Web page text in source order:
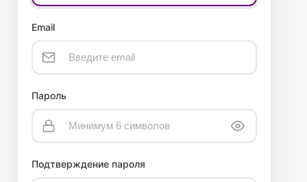
Email
Пароль
Подтверждение пароля